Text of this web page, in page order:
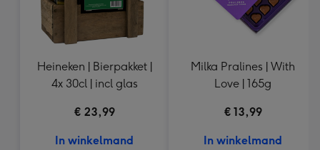
Heineken | Bierpakket |
4x 30cl | incl glas
€ 23,99
In winkelmand
Milka Pralines | With
Love | 165g
€ 13,99
In winkelmand